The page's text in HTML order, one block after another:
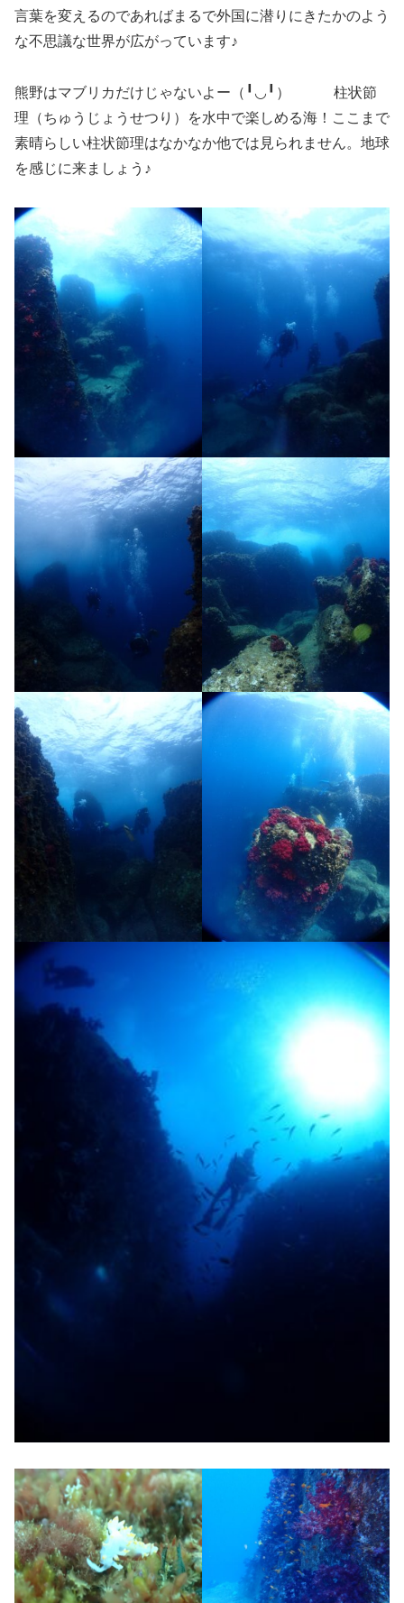
言葉を変えるのであればまるで外国に潜りにきたかのよう
な不思議な世界が広がっています♪
熊野はマブリカだけじゃないよー（╹◡╹） 柱状節
理（ちゅうじょうせつり）を水中で楽しめる海！ここまで
素晴らしい柱状節理はなかなか他では見られません。地球
を感じに来ましょう♪